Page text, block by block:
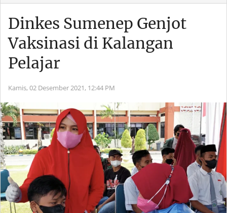
Dinkes Sumenep Genjot
Vaksinasi di Kalangan
Pelajar
Kamis, 02 Desember 2021, 12:44 PM